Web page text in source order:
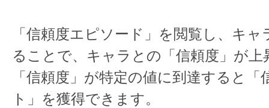
「信頼度エピソード」を閲覧し、キ
ることで、キャラとの「信頼度」が上
「信頼度」が特定の値に到達すると「
ト」を獲得できます。